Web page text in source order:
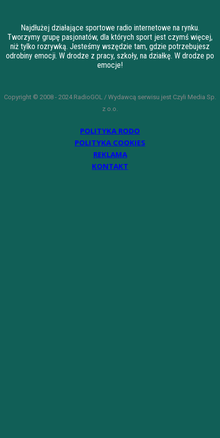
Najdłużej działające sportowe radio internetowe na rynku.
Tworzymy grupę pasjonatów, dla których sport jest czymś więcej,
niż tylko rozrywką. Jesteśmy wszędzie tam, gdzie potrzebujesz
odrobiny emocji. W drodze z pracy, szkoły, na działkę. W drodze po
emocje!
Copyright © 2008 - 2024 RadioGOL / Wydawcą serwisu jest Czyli Media Sp.
z o.o.
POLITYKA RODO
POLITYKA COOKIES
REKLAMA
KONTAKT